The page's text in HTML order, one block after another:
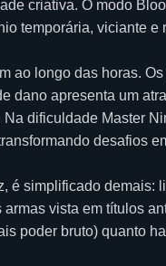
criativa. O modo
temporária, viciante e
ao longo das horas.
dano apresenta um
dificuldade Master
desafios
é simplificado
vista em títulos
poder bruto) quanto